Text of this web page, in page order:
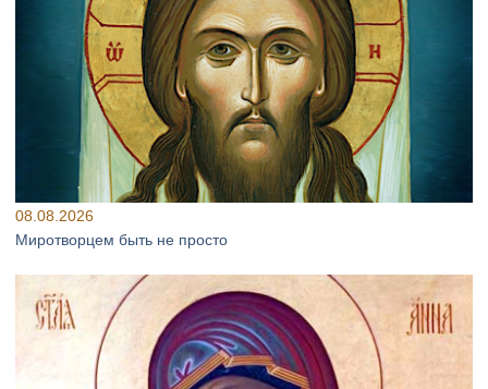
08.08.2026
Миротворцем быть не просто